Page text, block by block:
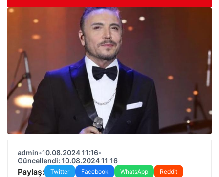
admin•10.08.2024 11:16•
Güncellendi: 10.08.2024 11:16
Paylaş: Twitter Facebook WhatsApp
Reddit